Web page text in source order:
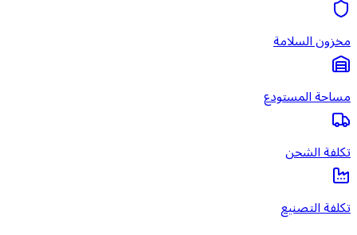
مخزون السلامة
مساحة المستودع
تكلفة الشحن
تكلفة التصنيع